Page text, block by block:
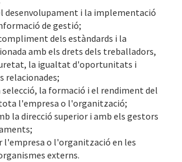
desenvolupament i la implementació
de gestió;
dels estàndards i la
amb els drets dels treballadors,
la igualtat d'oportunitats i
relacionades;
selecció, la formació i el rendiment del
l'empresa o l'organització;
la direcció superior i amb els gestors
l'empresa o l'organització en les
externs.